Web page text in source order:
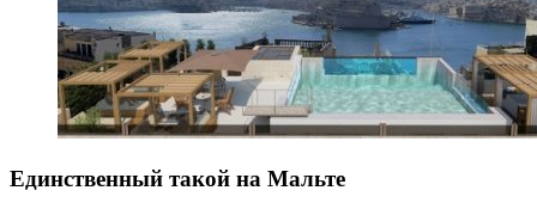
Единственный такой на Мальте